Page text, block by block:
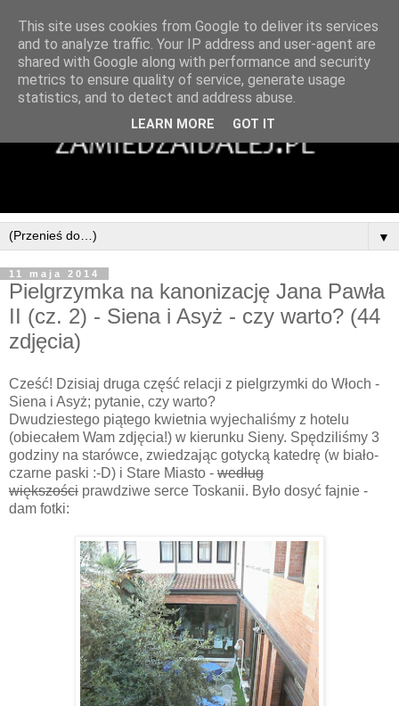
▼
11 maja 2014
Pielgrzymka na kanonizację Jana Pawła
II (cz. 2) - Siena i Asyż - czy warto? (44
zdjęcia)
Cześć! Dzisiaj druga część relacji z pielgrzymki do Włoch -
Siena i Asyż; pytanie, czy warto?
Dwudziestego piątego kwietnia wyjechaliśmy z hotelu
(obiecałem Wam zdjęcia!) w kierunku Sieny. Spędziliśmy 3
godziny na starówce, zwiedzając gotycką katedrę (w biało-
czarne paski :-D) i Stare Miasto - według
większości prawdziwe serce Toskanii. Było dosyć fajnie -
dam fotki:
This site uses cookies from Google to deliver its services
and to analyze traffic. Your IP address and user-agent are
shared with Google along with performance and security
metrics to ensure quality of service, generate usage
statistics, and to detect and address abuse.
LEARN MORE GOT IT